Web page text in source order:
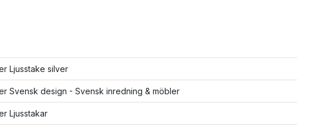
Ljusstake silver
Svensk design - Svensk inredning & möbler
Ljusstakar